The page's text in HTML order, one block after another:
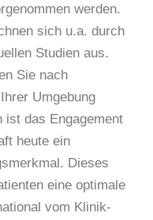
werden.
sich u.a. durch
Studien aus.
Sie nach
Umgebung
ist das Engagement
heute ein
Dieses
eine optimale
vom Klinik-